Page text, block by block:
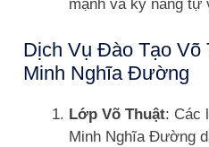
mạnh và kỹ năng tự
Dịch Vụ Đào Tạo Võ
Minh Nghĩa Đường
Lớp Võ Thuật: Các
Minh Nghĩa Đường